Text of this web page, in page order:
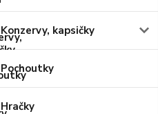
Konzervy, kapsičky
Pochoutky
Hračky